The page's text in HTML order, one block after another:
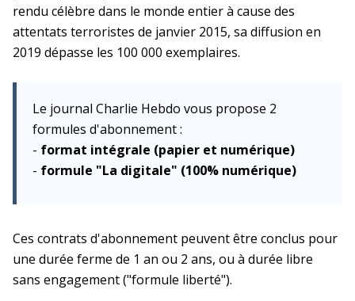
rendu célèbre dans le monde entier à cause des
attentats terroristes de janvier 2015, sa diffusion en
2019 dépasse les 100 000 exemplaires.
Le journal Charlie Hebdo vous propose 2
formules d'abonnement :
- format intégrale (papier et numérique)
- formule "La digitale" (100% numérique)
Ces contrats d'abonnement peuvent être conclus pour
une durée ferme de 1 an ou 2 ans, ou à durée libre
sans engagement ("formule liberté").